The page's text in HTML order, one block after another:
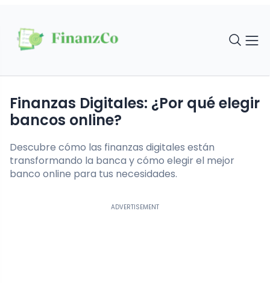
Finanzas Digitales: ¿Por qué elegir
bancos online?
Descubre cómo las finanzas digitales están
transformando la banca y cómo elegir el mejor
banco online para tus necesidades.
ADVERTISEMENT